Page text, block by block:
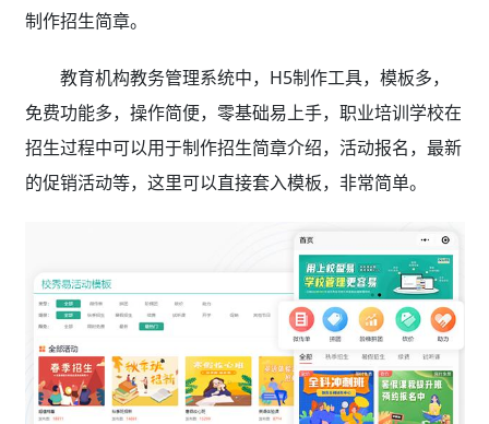
制作招生简章。
教育机构教务管理系统中，H5制作工具，模板多，
免费功能多，操作简便，零基础易上手，职业培训学校在
招生过程中可以用于制作招生简章介绍，活动报名，最新
的促销活动等，这里可以直接套入模板，非常简单。